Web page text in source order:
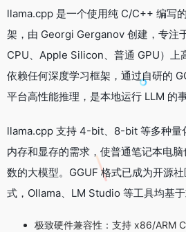
llama.cpp 是一个使用纯 C/C++ 编写
架，由 Georgi Gerganov 创建，专注
CPU、Apple Silicon、普通 GPU）上
依赖任何深度学习框架，通过自研的
平台高性能推理，是本地运行 LLM 的
llama.cpp 支持 4-bit、8-bit 等多种量
内存和显存的需求，使普通笔记本电
数的大模型。GGUF 格式已成为开源
式，Ollama、LM Studio 等工具均基于
极致硬件兼容性：支持 x86/ARM